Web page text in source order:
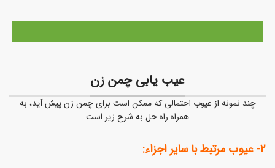
عیب یابی چمن زن
چند نمونه از عیوب احتمالی که ممکن است برای چمن زن پیش آید، به
همراه راه حل به شرح زیر است
2- عیوب مرتبط با سایر اجزاء: